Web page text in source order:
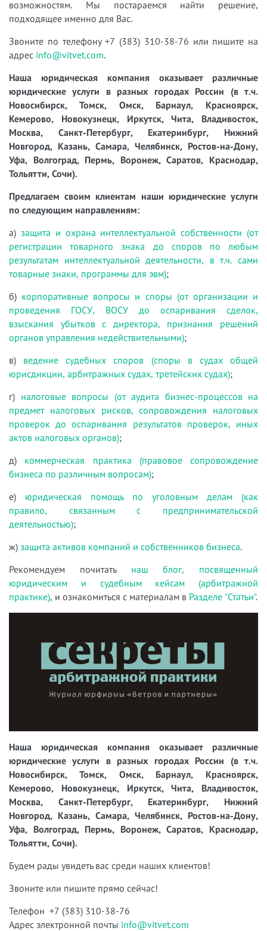
возможностям. Мы постараемся найти решение,
подходящее именно для Вас.
Звоните по телефону +7 (383) 310-38-76 или пишите на
адрес info@vitvet.com.
Наша юридическая компания оказывает различные
юридические услуги в разных городах России (в т.ч.
Новосибирск, Томск, Омск, Барнаул, Красноярск,
Кемерово, Новокузнецк, Иркутск, Чита, Владивосток,
Москва, Санкт-Петербург, Екатеринбург, Нижний
Новгород, Казань, Самара, Челябинск, Ростов-на-Дону,
Уфа, Волгоград, Пермь, Воронеж, Саратов, Краснодар,
Тольятти, Сочи).
Предлагаем своим клиентам наши юридические услуги
по следующим направлениям:
а) защита и охрана интеллектуальной собственности (от
регистрации товарного знака до споров по любым
результатам интеллектуальной деятельности, в т.ч. сами
товарные знаки, программы для эвм);
б) корпоративные вопросы и споры (от организации и
проведения ГОСУ, ВОСУ до оспаривания сделок,
взыскания убытков с директора, признания решений
органов управления недействительными);
в) ведение судебных споров (споры в судах общей
юрисдикции, арбитражных судах, третейских судах);
г) налоговые вопросы (от аудита бизнес-процессов на
предмет налоговых рисков, сопровождения налоговых
проверок до оспаривания результатов проверок, иных
актов налоговых органов);
д) коммерческая практика (правовое сопровождение
бизнеса по различным вопросам);
е) юридическая помощь по уголовным делам (как
правило, связанным с предпринимательской
деятельностью);
ж) защита активов компаний и собственников бизнеса.
Рекомендуем почитать наш блог, посвященный
юридическим и судебным кейсам (арбитражной
практике), и ознакомиться с материалам в Разделе "Статьи".
Наша юридическая компания оказывает различные
юридические услуги в разных городах России (в т.ч.
Новосибирск, Томск, Омск, Барнаул, Красноярск,
Кемерово, Новокузнецк, Иркутск, Чита, Владивосток,
Москва, Санкт-Петербург, Екатеринбург, Нижний
Новгород, Казань, Самара, Челябинск, Ростов-на-Дону,
Уфа, Волгоград, Пермь, Воронеж, Саратов, Краснодар,
Тольятти, Сочи).
Будем рады увидеть вас среди наших клиентов!
Звоните или пишите прямо сейчас!
Телефон +7 (383) 310-38-76
Адрес электронной почты info@vitvet.com